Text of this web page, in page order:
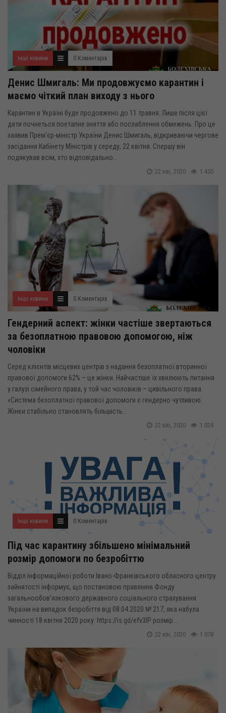
Інші новини 0 Коментарів
Денис Шмигаль: Ми продовжуємо карантин і
маємо чіткий план виходу з нього
Карантин в Україні буде продовжено до 11 травня. Лише після цієї
дати почнеться поетапне зняття або послаблення обмежень. Про це
заявив Прем’єр-міністр України Денис Шмигаль, відкриваючи чергове
засідання Кабінету Міністрів у середу, 22 квітня. Спершу він
подякував всім, хто відповідально...
1 450
22 кві, 2020
Інші новини 0 Коментарів
Гендерний аспект: жінки частіше звертаються
за безоплатною правовою допомогою, ніж
чоловіки
Серед клієнтів місцевих центрів з надання безоплатної вторинної
правової допомоги 62% – це жінки. Найчастіше їх хвилюють питання
у галузі сімейного права, у той час чоловіків – цивільного права.
«Система безоплатної правової допомоги є гендерно чутливою.
Жінки стабільно становлять більшість...
1 024
22 кві, 2020
Інші новини 0 Коментарів
Під час карантину збільшено мінімальний
розмір допомоги по безробіттю
Відділ інформаційної роботи Івано-Франківського обласного центру
зайнятості інформує, що постановою правління Фонду
загальнообов’язкового державного соціального страхування
України на випадок безробіття від 08.04.2020 № 217, яка набула
чинності 18 квітня 2020 року: https://is.gd/efv3IP розмір...
1 078
22 кві, 2020